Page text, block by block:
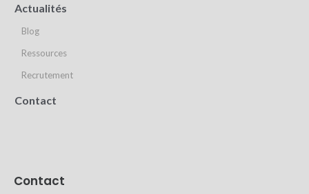
Actualités
Blog
Ressources
Recrutement
Contact
Contact